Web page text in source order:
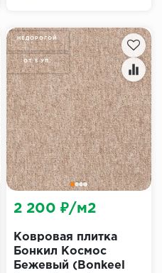
НЕДОРОГОЙ
ОТ 5 УП.
Ковровая плитка
Бонкил Космос
Бежевый (Bonkeel
2 200 ₽/м2